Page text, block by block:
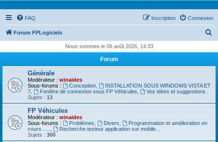
FAQ Connexion
Inscription
Forum FPLogiciels
h
c
Nous sommes le 06 août 2026, 14:33
Forum
Générale
Modérateur : winaides
Sous-forums :
Conception,
INSTALLATION SOUS WINDOWS VISTA ET
7
Fenêtre de connexion sous FP Véhicules
Vos idées et suggestions .
Sujets : 13
FP Véhicules
Modérateur : winaides
Sous-forums :
Problèmes Divers
Programmation et amélioration en
cours .....
Recherche testeur application sur mobile...
Sujets : 300